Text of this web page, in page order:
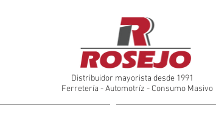
Distribuidor mayorista desde 1991
Ferretería - Automotríz - Consumo Masivo